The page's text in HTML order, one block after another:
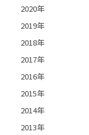
2020年
2019年
2018年
2017年
2016年
2015年
2014年
2013年